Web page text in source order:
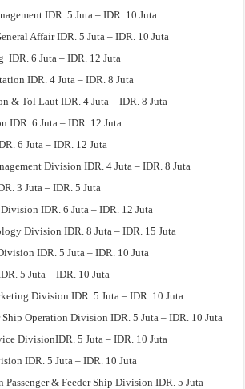
IDR. 5 Juta – IDR. 10 Juta
Affair IDR. 5 Juta – IDR. 10 Juta
IDR. 6 Juta – IDR. 12 Juta
IDR. 4 Juta – IDR. 8 Juta
& Tol Laut IDR. 4 Juta – IDR. 8 Juta
IDR. 6 Juta – IDR. 12 Juta
6 Juta – IDR. 12 Juta
Division IDR. 4 Juta – IDR. 8 Juta
3 Juta – IDR. 5 Juta
IDR. 6 Juta – IDR. 12 Juta
Division IDR. 8 Juta – IDR. 15 Juta
IDR. 5 Juta – IDR. 10 Juta
5 Juta – IDR. 10 Juta
Division IDR. 5 Juta – IDR. 10 Juta
Ship Operation Division IDR. 5 Juta – IDR. 10 Juta
DivisionIDR. 5 Juta – IDR. 10 Juta
IDR. 5 Juta – IDR. 10 Juta
Passenger & Feeder Ship Division IDR. 5 Juta –